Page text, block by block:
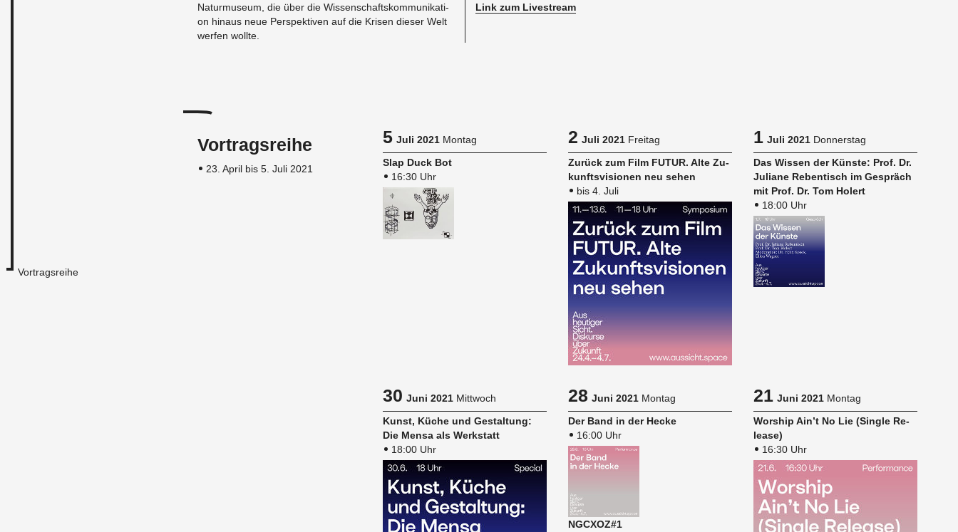
Vortragsreihe
Na­tur­mu­se­um, die über die Wis­sen­schafts­kom­mu­ni­ka­ti­
on hin­aus neue Per­spek­ti­ven auf die Kri­sen die­ser Welt
wer­fen woll­te.
Link zum Li­vestream
Vortragsreihe
23. April bis 5. Juli 2021
5Juli 2021 Montag
Slap Duck Bot
16:30 Uhr
2Juli 2021 Freitag
Zu­rück zum Film FUTUR. Alte Zu­
kunfts­vi­sio­nen neu sehen
bis 4. Juli
1Juli 2021 Donnerstag
Das Wis­sen der Küns­te: Prof. Dr.
Ju­lia­ne Re­ben­tisch im Ge­spräch
mit Prof. Dr. Tom Ho­lert
18:00 Uhr
30Juni 2021 Mittwoch
Kunst, Küche und Ge­stal­tung:
Die Mensa als Werk­statt
18:00 Uhr
28Juni 2021 Montag
Der Band in der Hecke
16:00 Uhr
NG­CXOZ#1
21Juni 2021 Montag
Wor­ship Ain’t No Lie (Sin­gle Re­
lease)
16:30 Uhr